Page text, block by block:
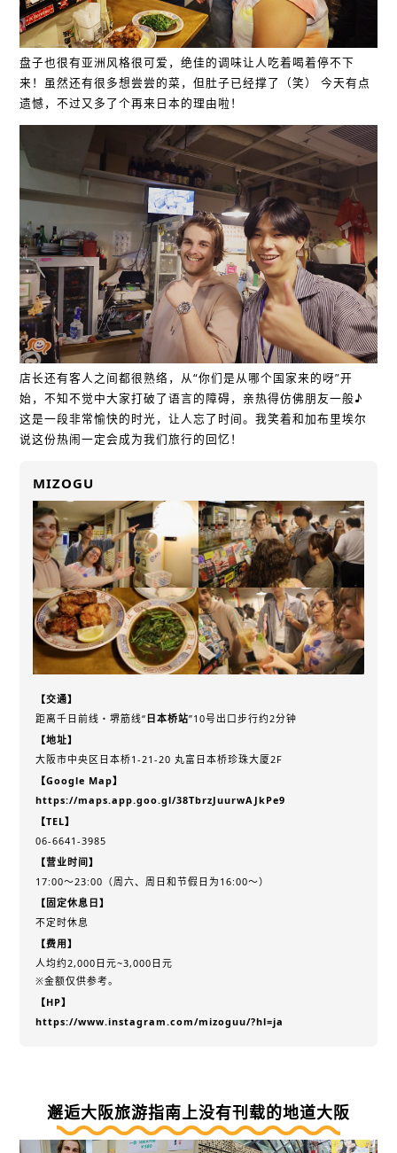
盘子也很有亚洲风格很可爱，绝佳的调味让人吃着喝着停不下
来！虽然还有很多想尝尝的菜，但肚子已经撑了（笑） 今天有点
遗憾，不过又多了个再来日本的理由啦！
店长还有客人之间都很熟络，从“你们是从哪个国家来的呀”开
始，不知不觉中大家打破了语言的障碍，亲热得仿佛朋友一般♪
这是一段非常愉快的时光，让人忘了时间。我笑着和加布里埃尔
说这份热闹一定会成为我们旅行的回忆！
MIZOGU
【交通】
距离千日前线・堺筋线“ 日本桥站”10号出口步行约2分钟
【地址】
大阪市中央区日本桥1-21-20 丸富日本桥珍珠大厦2F
【Google Map】
https://maps.app.goo.gl/38TbrzJuurwAJkPe9
【TEL】
06-6641-3985
【营业时间】
17:00～23:00（周六、周日和节假日为16:00～）
【固定休息日】
不定时休息
【费用】
人均约2,000日元~3,000日元
※金额仅供参考。
【HP】
https://www.instagram.com/mizoguu/?hl=ja
邂逅大阪旅游指南上没有刊载的地道大阪